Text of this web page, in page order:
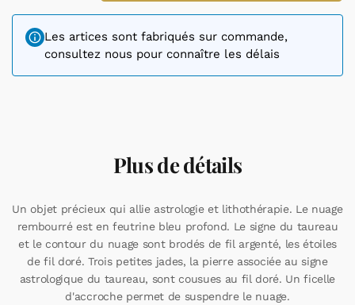
Jade
Les artices sont fabriqués sur commande,
consultez nous pour connaître les délais
Plus de détails
Un objet précieux qui allie astrologie et lithothérapie. Le nuage
rembourré est en feutrine bleu profond. Le signe du taureau
et le contour du nuage sont brodés de fil argenté, les étoiles
de fil doré. Trois petites jades, la pierre associée au signe
astrologique du taureau, sont cousues au fil doré. Un ficelle
d'accroche permet de suspendre le nuage.